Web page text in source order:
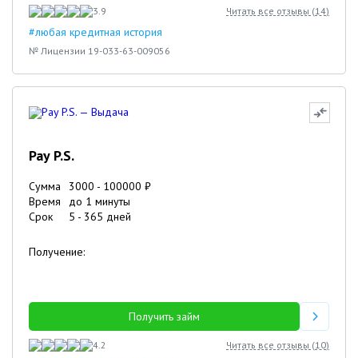
3.9 Читать все отзывы (14)
#любая кредитная история
№ Лицензии 19-033-63-009056
Pay P.S.
Сумма 3000 - 100000 ₽
Время
до 1 минуты
Срок
5 - 365 дней
Получение:
Получить займ
4.2 Читать все отзывы (10)